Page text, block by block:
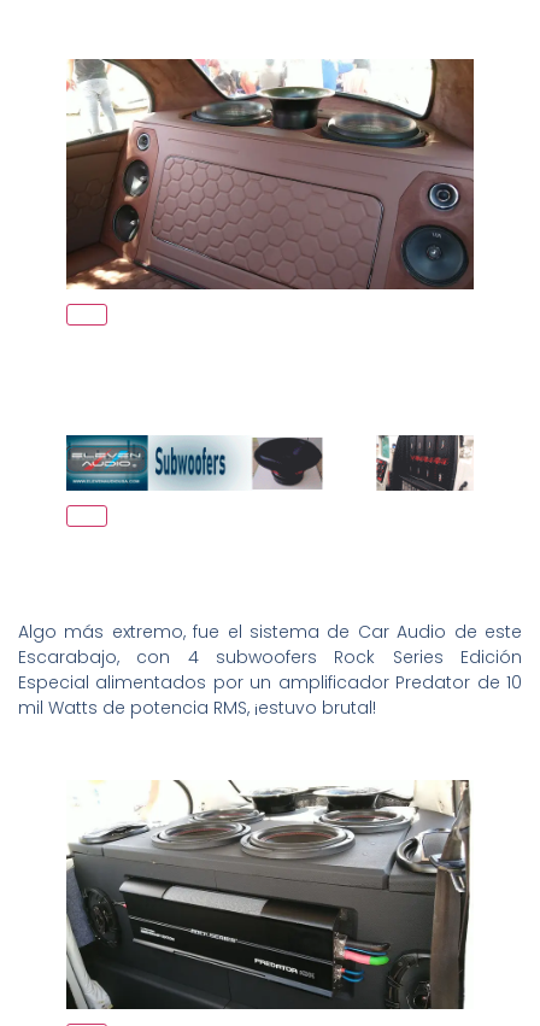
Algo más extremo, fue el sistema de Car Audio de este
Escarabajo, con 4 subwoofers Rock Series Edición
Especial alimentados por un amplificador Predator de 10
mil Watts de potencia RMS, ¡estuvo brutal!